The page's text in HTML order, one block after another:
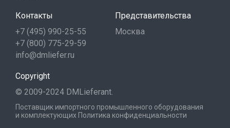
Контакты
+7 (495) 990-25-55
+7 (800) 775-29-59
info@dmliefer.ru
Представительства
Москва
Copyright
© 2009-2024 DMLieferant.
Поставщик импортного промышленного оборудования
и комплектующих Политика конфиденциальности